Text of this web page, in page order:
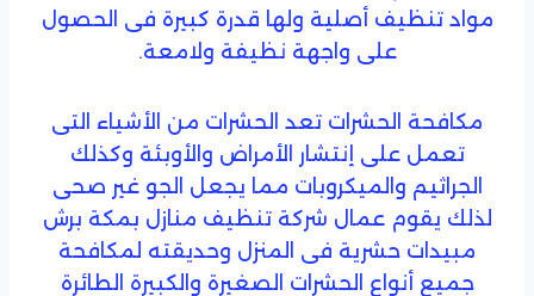
مواد تنظيف أصلية ولها قدرة كبيرة فى الحصول
على واجهة نظيفة ولامعة.
مكافحة الحشرات تعد الحشرات من الأشياء التى
تعمل على إنتشار الأمراض والأوبئة وكذلك
الجراثيم والميكروبات مما يجعل الجو غير صحى
لذلك يقوم عمال شركة تنظيف منازل بمكة برش
مبيدات حشرية فى المنزل وحديقته لمكافحة
جميع أنواع الحشرات الصغيرة والكبيرة الطائرة